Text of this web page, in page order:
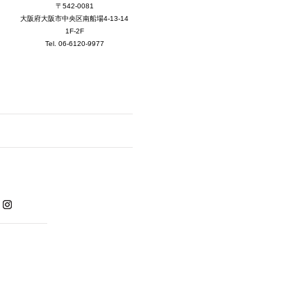
年6月 [3]
年2月 [5]
年10月 [5]
〒542-0081
大阪府大阪市中央区南船場4-13-14
1F-2F
Tel. 06-6120-9977